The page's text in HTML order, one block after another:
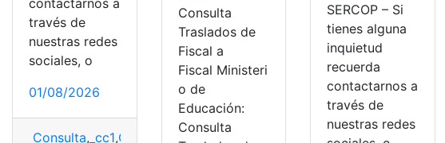
contactarnos a
través de
nuestras redes
sociales, o
01/08/2026
Consulta, _cc1,Carreras UPSE ingreso universidad,Puntaje Puntajes
Consulta
Traslados de
Fiscal a
Fiscal Ministeri
o de
Educación:
Consulta
SERCOP – Si
tienes alguna
inquietud
recuerda
contactarnos a
través de
nuestras redes